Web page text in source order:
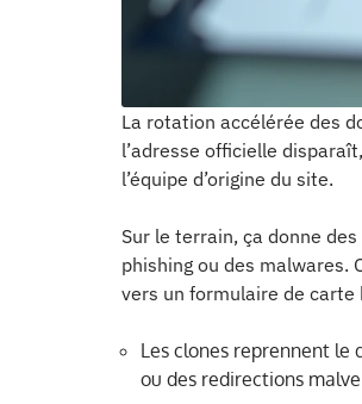
La rotation accélérée des
l’adresse officielle
l’équipe d’origine du site.
Sur le terrain, ça donne
phishing ou des malwares.
vers un formulaire de carte
Les clones reprennent le
ou des redirections